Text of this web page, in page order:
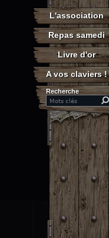
L'association
Repas samedi
Livre d'or
A vos claviers !
Recherche
Search this site